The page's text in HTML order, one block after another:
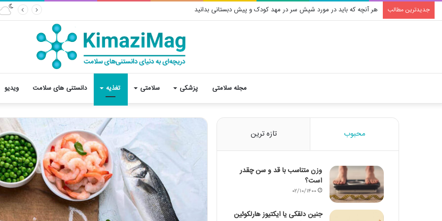
جدیدترین مطالب هر آنچه که باید در مورد شپش سر در مهد کودک و پیش دبستانی بدانید
مجله سلامتی پزشکی سلامتی تغذیه دانستنی های سلامت ویدیو
محبوب تازه ترین
وزن متناسب با قد و سن چقدر
است؟
۰۲/۱۰/۱۴۰۰
جنین دلقکی یا ایکتیوز هارلکوئین